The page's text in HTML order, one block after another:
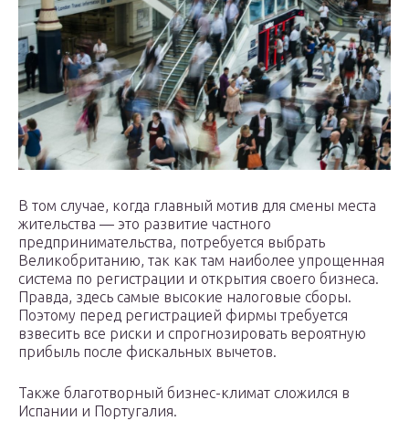
В том случае, когда главный мотив для смены места
жительства — это развитие частного
предпринимательства, потребуется выбрать
Великобританию, так как там наиболее упрощенная
система по регистрации и открытия своего бизнеса.
Правда, здесь самые высокие налоговые сборы.
Поэтому перед регистрацией фирмы требуется
взвесить все риски и спрогнозировать вероятную
прибыль после фискальных вычетов.
Также благотворный бизнес-климат сложился в
Испании и Португалия.